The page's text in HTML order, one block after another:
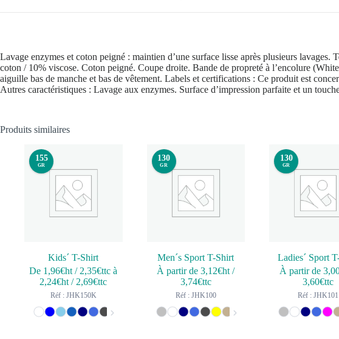
Lavage enzymes et coton peigné : maintien d’une surface lisse après plusieurs
coton / 10% viscose. Coton peigné. Coupe droite. Bande de propreté à l’encolure
aiguille bas de manche et bas de vêtement. Labels et certifications : Ce produit est
Autres caractéristiques : Lavage aux enzymes. Surface d’impression parfaite et un
Produits similaires
155
GR
Kids´ T-Shirt
De 1,96€ht / 2,35€ttc à
2,24€ht / 2,69€ttc
Réf : JHK150K
130
GR
Men´s Sport T-Shirt
À partir de3,12€ht /
3,74€ttc
Réf : JHK100
130
GR
Ladies´ Sport
À partir de
3,60€ttc
Réf : JHK101